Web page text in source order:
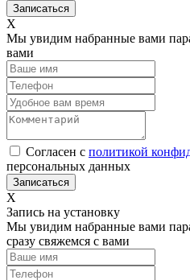
Х
Мы увидим набранные вами
вами
Согласен с политикой
персональных данных
Х
Запись на установку
Мы увидим набранные вами
сразу свяжемся с вами